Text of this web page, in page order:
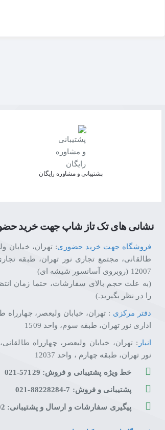
پشتیبانی و مشاوره رایگان
نشانی های تک تاز شاپ جهت خرید
فروشگاه جهت خرید حضوری: تهران، خیابان
طالقانی، مجتمع تجاری نور تهران، طبقه
12007 (روبروی آسانسور شیشه ای)
را در نظر بگیرید.)
دفتر مرکزی : تهران، خیابان ولیعصر، چهارراه
اداری نور تهران، طبقه سوم، واحد 1509
انبار : تهران، خیابان ولیعصر، چهارراه
نور تهران، طبقه چهارم ، واحد 12037
خط ویژه پشتیبانی و فروش: 57129-021
پشتیبانی و فروش: 7-88228284-021
پیگیری سفارشات و ارسال و پشتیبانی: 09121759502